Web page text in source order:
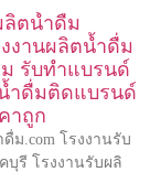
ลิตน้ำดื่ม
งานผลิตน้ำดื่ม
รับทำแบรนด์
ำดื่มติดแบรนด์
าถูก
ม.com โรงงานรับ
บุรี โรงงานรับผลิ